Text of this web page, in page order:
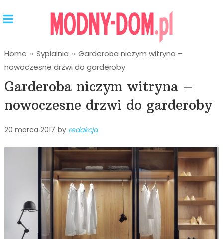
Home » Sypialnia » Garderoba niczym witryna –
nowoczesne drzwi do garderoby
Garderoba niczym witryna –
nowoczesne drzwi do garderoby
20 marca 2017 by redakcja